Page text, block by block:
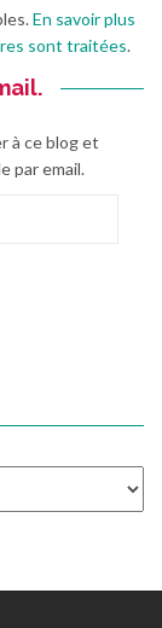
En savoir plus
sont traitées.
à ce blog et
par email.